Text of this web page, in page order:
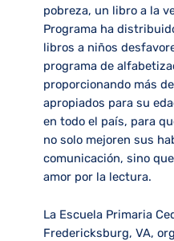
pobreza, un libro a la
Programa ha
libros a niños
programa de
proporcionando más
apropiados para su
en todo el país, para
no solo mejoren sus
comunicación, sino
amor por la lectura.
La Escuela Primaria
Fredericksburg, VA,